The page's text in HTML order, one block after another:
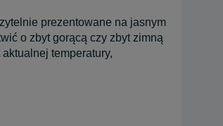
prezentowane na jasnym
o zbyt gorącą czy zbyt zimną
temperatury,